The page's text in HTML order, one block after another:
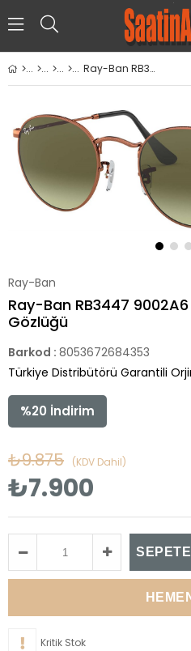
Ray-Ban RB3447 9002A6 50 Bayan Güneş Gözlüğü
Ray-Ban
Ray-Ban RB3447
Gözlüğü
Barkod : 8053672684353
Türkiye Distribütörü Garantili
%20 İndirim
₺9.875 (KDV Dahil)
₺7.900
Kritik Stok